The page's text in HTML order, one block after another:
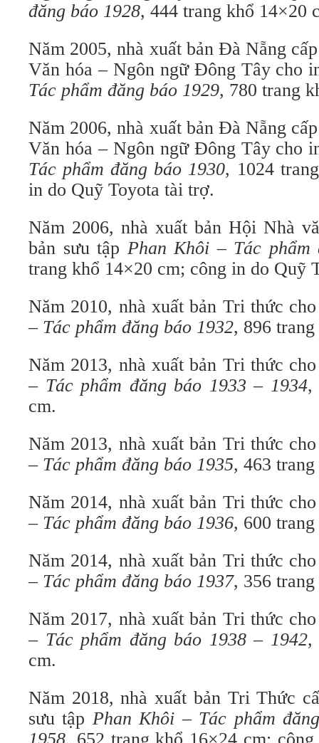
đăng báo 1928, 444 trang khổ 14×20
Năm 2005, nhà xuất bản Đà Nẵng
Văn hóa – Ngôn ngữ Đông Tây cho
Tác phẩm đăng báo 1929, 780 trang
Năm 2006, nhà xuất bản Đà Nẵng
Văn hóa – Ngôn ngữ Đông Tây cho
Tác phẩm đăng báo 1930, 1024
in do Quỹ Toyota tài trợ.
Năm 2006, nhà xuất bản Hội Nhà
bản sưu tập Phan Khôi – Tác phẩm
trang khổ 14×20 cm; công in do Quỹ
Năm 2010, nhà xuất bản Tri thức
– Tác phẩm đăng báo 1932, 896
Năm 2013, nhà xuất bản Tri thức
– Tác phẩm đăng báo 1933 – 1934,
cm.
Năm 2013, nhà xuất bản Tri thức
– Tác phẩm đăng báo 1935, 463
Năm 2014, nhà xuất bản Tri thức
– Tác phẩm đăng báo 1936, 600
Năm 2014, nhà xuất bản Tri thức
– Tác phẩm đăng báo 1937, 356
Năm 2017, nhà xuất bản Tri thức
– Tác phẩm đăng báo 1938 – 1942,
cm.
Năm 2018, nhà xuất bản Tri Thức
sưu tập Phan Khôi – Tác phẩm